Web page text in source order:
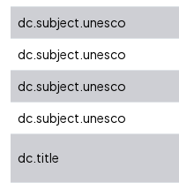
dc.subject.unesco
dc.subject.unesco
dc.subject.unesco
dc.subject.unesco
dc.title